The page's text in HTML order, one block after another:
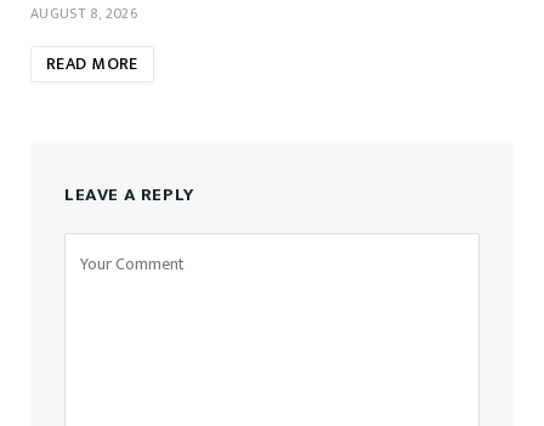
AUGUST 8, 2026
READ MORE
LEAVE A REPLY